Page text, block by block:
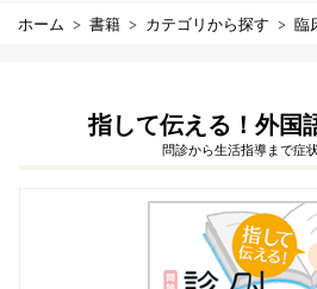
ホーム 書籍 カテゴリから探す 臨
指して伝える！外国
問診から生活指導まで症